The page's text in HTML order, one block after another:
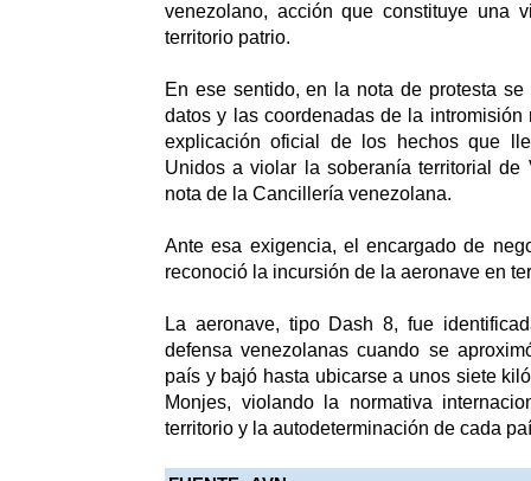
venezolano, acción que constituye una
territorio patrio.
En ese sentido, en la nota de protesta
datos y las coordenadas de la
explicación oficial de los hechos que
Unidos a violar la soberanía territorial de
nota de la Cancillería venezolana.
Ante esa exigencia, el encargado de
reconoció la incursión de la aeronave en
La aeronave, tipo Dash 8, fue
defensa venezolanas cuando se
país y bajó hasta ubicarse a unos siete
Monjes, violando la normativa
territorio y la autodeterminación de cada